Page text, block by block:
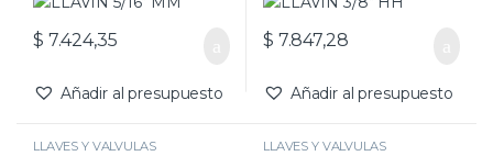
$ 7.424,35
Añadir al presupuesto
$ 7.847,28
Añadir al presupuesto
LLAVES Y VALVULAS LLAVES Y VALVULAS